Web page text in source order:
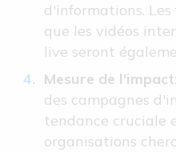
d'informations.
que les vidéos
live seront
Mesure de l'impact:
des campagnes
tendance cruciale
organisations